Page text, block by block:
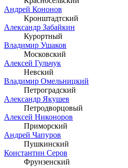
Андрей Кононов
Кронштадтский
Александр Забайкин
Курортный
Владимир Ушаков
Московский
Алексей Гульчук
Невский
Владимир Омельницкий
Петроградский
Александр Якушев
Петродворцовый
Алексей Никоноров
Приморский
Андрей Чапуров
Пушкинский
Константин Серов
Фрунзенский